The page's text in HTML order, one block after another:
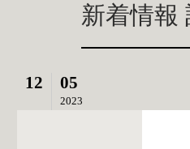
新着情報
12 05
2023